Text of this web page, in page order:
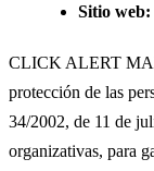
Sitio web:
CLICK ALERT
protección de las
34/2002, de 11 de
organizativas, para